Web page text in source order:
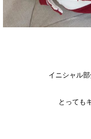
イニシャル
とっても